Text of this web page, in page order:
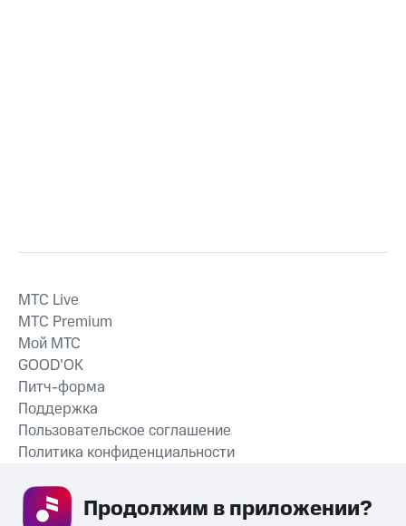
СКАЧАТЬ ПРИЛОЖЕНИЕ
MTС Live
MTС Premium
Мой МТС
GOOD’OK
Питч-форма
Поддержка
Пользовательское соглашение
Политика конфиденциальности